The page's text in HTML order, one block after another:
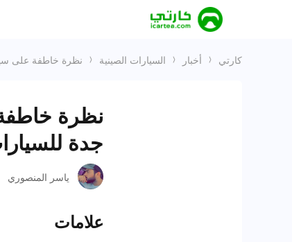
كارتي أخبار السيارات الصينية نظرة خاطفة على سيارة بي واي
جدة للسيارات
ياسر المنصوري
علامات